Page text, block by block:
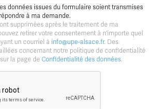
données issues du formulaire soient transmises
à ma demande.
supprimées après le traitement de ma
retirer votre consentement à n'importe quel
un courriel à info@upe-alsace.fr. Des
concernant notre politique de confidentialité
la page de Confidentialité des données.